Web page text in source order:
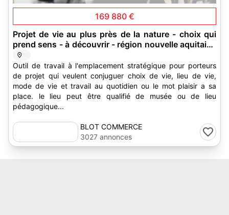
169 880 €
Projet de vie au plus près de la nature - choix qui
prend sens - à découvrir - région nouvelle aquitaine
- dépatement 87
Outil de travail à l'emplacement stratégique pour porteurs
de projet qui veulent conjuguer choix de vie, lieu de vie,
mode de vie et travail au quotidien ou le mot plaisir a sa
place. le lieu peut être qualifié de musée ou de lieu
pédagogique...
BLOT COMMERCE
3027 annonces